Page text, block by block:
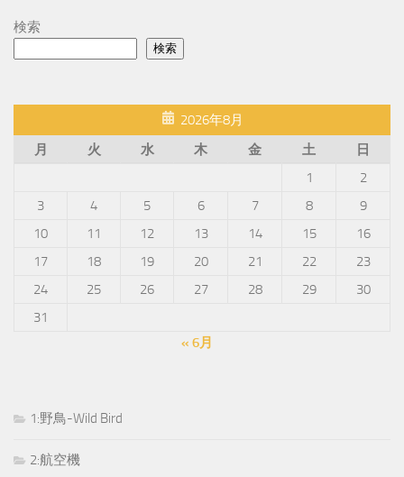
検索
検索
2026年8月
月
火 水 木 金 土
日
1
2
3
4 5 6 7 8
9
10
11 12 13 14 15
16
17
18 19 20 21 22
23
24
25 26 27 28 29
30
31
« 6月
1:野鳥-Wild Bird
2:航空機